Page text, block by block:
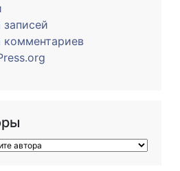
записей
комментариев